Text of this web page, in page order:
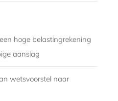
hoge belastingrekening
aanslag
wetsvoorstel naar